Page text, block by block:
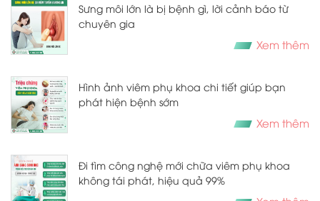
Sưng môi lớn là bị bệnh gì, lời cảnh báo từ
chuyên gia
Xem thêm
Hình ảnh viêm phụ khoa chi tiết giúp bạn
phát hiện bệnh sớm
Xem thêm
Đi tìm công nghệ mới chữa viêm phụ khoa
không tái phát, hiệu quả 99%